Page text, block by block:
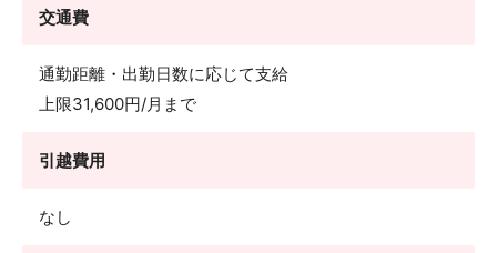
交通費
通勤距離・出勤日数に応じて支給
上限31,600円/月まで
引越費用
なし